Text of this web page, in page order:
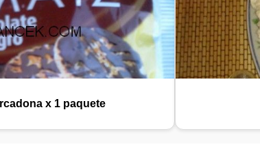
x 1 paquete